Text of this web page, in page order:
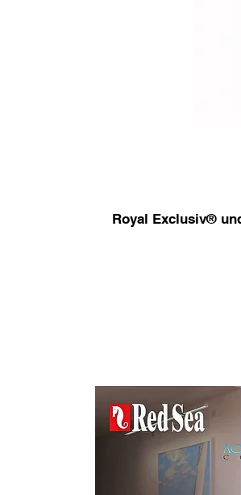
Royal Exclusiv®